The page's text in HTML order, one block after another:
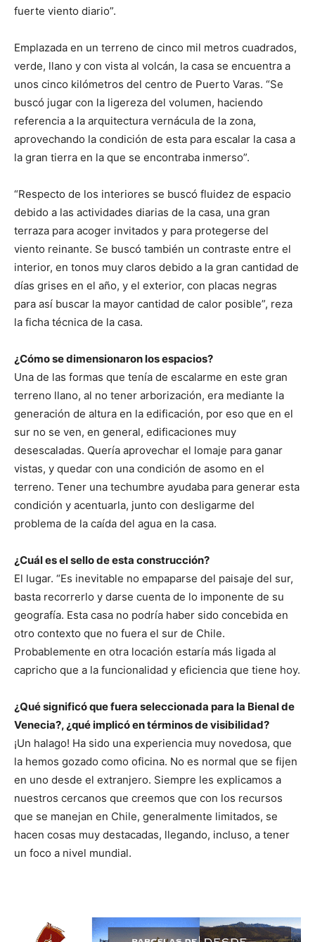
fuerte viento diario”.
Emplazada en un terreno de cinco mil metros cuadrados,
verde, llano y con vista al volcán, la casa se encuentra a
unos cinco kilómetros del centro de Puerto Varas. “Se
buscó jugar con la ligereza del volumen, haciendo
referencia a la arquitectura vernácula de la zona,
aprovechando la condición de esta para escalar la casa a
la gran tierra en la que se encontraba inmerso”.
“Respecto de los interiores se buscó fluidez de espacio
debido a las actividades diarias de la casa, una gran
terraza para acoger invitados y para protegerse del
viento reinante. Se buscó también un contraste entre el
interior, en tonos muy claros debido a la gran cantidad de
días grises en el año, y el exterior, con placas negras
para así buscar la mayor cantidad de calor posible”, reza
la ficha técnica de la casa.
¿Cómo se dimensionaron los espacios?
Una de las formas que tenía de escalarme en este gran
terreno llano, al no tener arborización, era mediante la
generación de altura en la edificación, por eso que en el
sur no se ven, en general, edificaciones muy
desescaladas. Quería aprovechar el lomaje para ganar
vistas, y quedar con una condición de asomo en el
terreno. Tener una techumbre ayudaba para generar esta
condición y acentuarla, junto con desligarme del
problema de la caída del agua en la casa.
¿Cuál es el sello de esta construcción?
El lugar. “Es inevitable no empaparse del paisaje del sur,
basta recorrerlo y darse cuenta de lo imponente de su
geografía. Esta casa no podría haber sido concebida en
otro contexto que no fuera el sur de Chile.
Probablemente en otra locación estaría más ligada al
capricho que a la funcionalidad y eficiencia que tiene hoy.
¿Qué significó que fuera seleccionada para la Bienal de
Venecia?, ¿qué implicó en términos de visibilidad?
¡Un halago! Ha sido una experiencia muy novedosa, que
la hemos gozado como oficina. No es normal que se fijen
en uno desde el extranjero. Siempre les explicamos a
nuestros cercanos que creemos que con los recursos
que se manejan en Chile, generalmente limitados, se
hacen cosas muy destacadas, llegando, incluso, a tener
un foco a nivel mundial.